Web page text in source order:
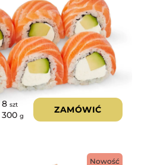
8 szt
300 g
ZAMÓWIĆ
Nowość